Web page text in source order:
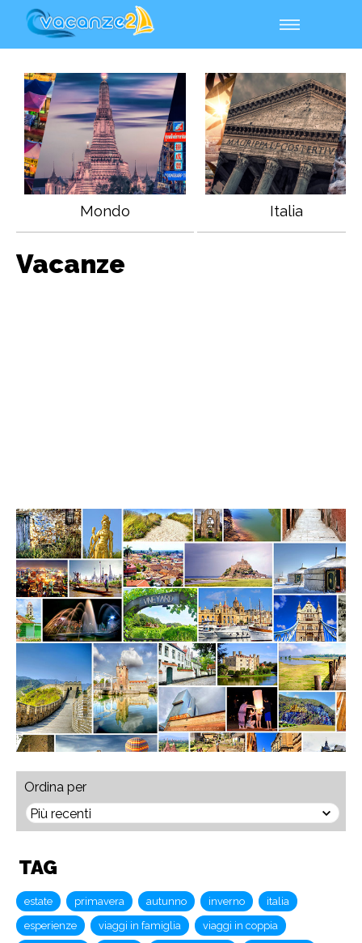
Mondo Italia
Vacanze
Ordina per
TAG
estate primavera autunno inverno
italia
esperienze
viaggi in famiglia
viaggi in coppia